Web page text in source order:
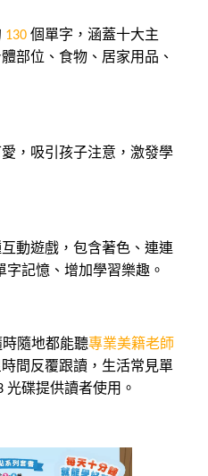
130 個單字，涵蓋十大主
部位、食物、居家用品、
，吸引孩子注意，激發學
動遊戲，包含著色、連連
記憶、增加學習樂趣。
時隨地都能聽專業美籍老師
時間反覆跟讀，生活常見單
光碟提供讀者使用。